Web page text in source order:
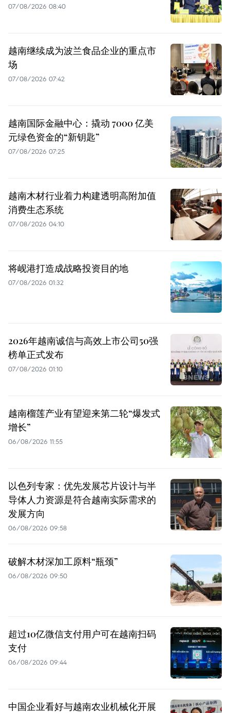
07/08/2026 08:40
越南继续成为波兰食品企业的重点市
场
07/08/2026 07:42
越南国际金融中心：撬动 7000 亿美
元绿色资金的“新钥匙”
07/08/2026 07:25
越南木材行业着力构建透明高附加值
消费生态系统
07/08/2026 04:10
将岘港打造成战略投资目的地
07/08/2026 01:32
2026年越南诚信与高效上市公司50强
榜单正式发布
07/08/2026 01:10
越南榴莲产业有望迎来第二轮“爆发式
增长”
06/08/2026 11:55
以色列专家：优先发展芯片设计与半
导体人力资源是符合越南实际需求的
发展方向
06/08/2026 09:58
破解木材深加工原料“瓶颈”
06/08/2026 09:50
超过10亿微信支付用户可在越南扫码
支付
06/08/2026 09:44
中国企业看好与越南农业机械化开展